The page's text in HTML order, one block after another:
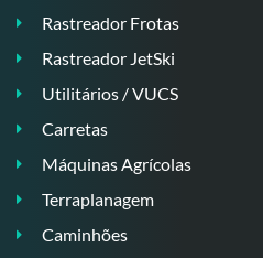
Rastreador Frotas
Rastreador JetSki
Utilitários / VUCS
Carretas
Máquinas Agrícolas
Terraplanagem
Caminhões